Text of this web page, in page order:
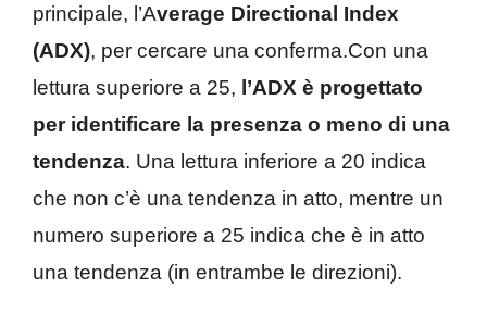
principale, l’Average Directional Index
(ADX), per cercare una conferma.Con una
lettura superiore a 25, l’ADX è progettato
per identificare la presenza o meno di una
tendenza. Una lettura inferiore a 20 indica
che non c’è una tendenza in atto, mentre un
numero superiore a 25 indica che è in atto
una tendenza (in entrambe le direzioni).